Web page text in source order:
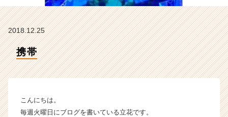
か
届
活
2018.12.25
携帯
こんにちは。
毎週火曜日にブログを書いている立花です。